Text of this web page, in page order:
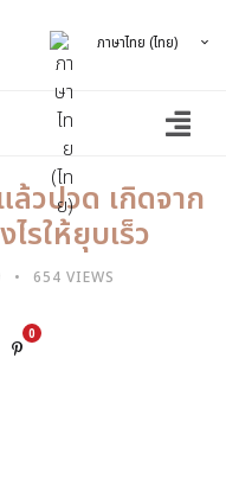
ภาษาไทย (ไทย)
วปวด เกิดจาก
รให้ยุบเร็ว
654 VIEWS
0